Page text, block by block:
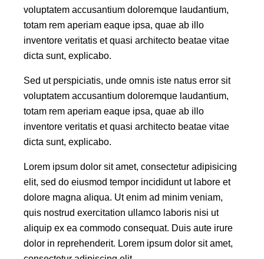
voluptatem accusantium doloremque laudantium,
totam rem aperiam eaque ipsa, quae ab illo
inventore veritatis et quasi architecto beatae vitae
dicta sunt, explicabo.
Sed ut perspiciatis, unde omnis iste natus error sit
voluptatem accusantium doloremque laudantium,
totam rem aperiam eaque ipsa, quae ab illo
inventore veritatis et quasi architecto beatae vitae
dicta sunt, explicabo.
Lorem ipsum dolor sit amet, consectetur adipisicing
elit, sed do eiusmod tempor incididunt ut labore et
dolore magna aliqua. Ut enim ad minim veniam,
quis nostrud exercitation ullamco laboris nisi ut
aliquip ex ea commodo consequat. Duis aute irure
dolor in reprehenderit. Lorem ipsum dolor sit amet,